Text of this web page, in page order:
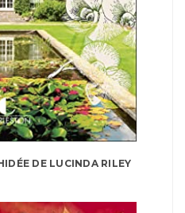
DE LUCINDA RILEY